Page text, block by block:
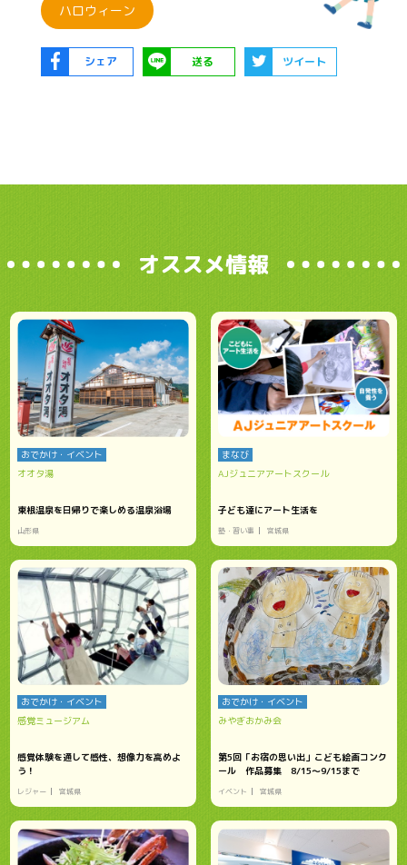
ハロウィーン
シェア 送る ツイート
オススメ情報
おでかけ・イベント
オオタ湯
東根温泉を日帰りで楽しめる温泉浴場
山形県
まなび
AJジュニアアートスクール
子ども達にアート生活を
塾・習い事 宮城県
おでかけ・イベント
感覚ミュージアム
感覚体験を通して感性、想像力を高めよ
う！
レジャー 宮城県
おでかけ・イベント
みやぎおかみ会
第5回「お宿の思い出」こども絵画コンク
ール 作品募集 8/15～9/15まで
イベント 宮城県